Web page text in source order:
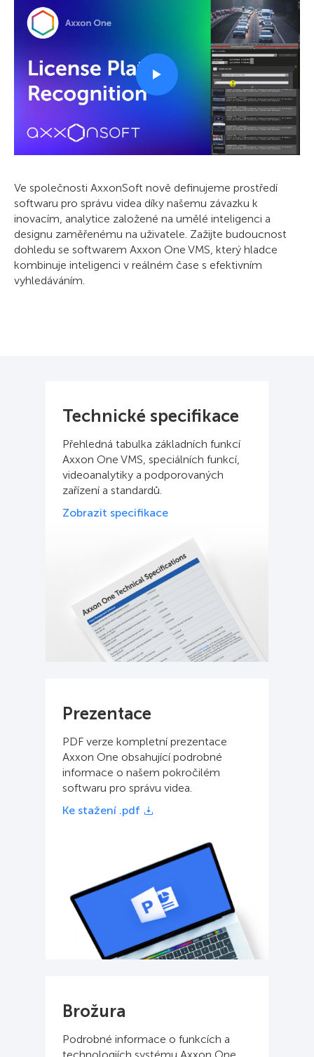
Ve společnosti AxxonSoft nově definujeme prostředí
softwaru pro správu videa díky našemu závazku k
inovacím, analytice založené na umělé inteligenci a
designu zaměřenému na uživatele. Zažijte budoucnost
dohledu se softwarem Axxon One VMS, který hladce
kombinuje inteligenci v reálném čase s efektivním
vyhledáváním.
Technické specifikace
Přehledná tabulka základních funkcí
Axxon One VMS, speciálních funkcí,
videoanalytiky a podporovaných
zařízení a standardů.
Zobrazit specifikace
Prezentace
PDF verze kompletní prezentace
Axxon One obsahující podrobné
informace o našem pokročilém
softwaru pro správu videa.
Ke stažení .pdf
Brožura
Podrobné informace o funkcích a
technologiích systému Axxon One